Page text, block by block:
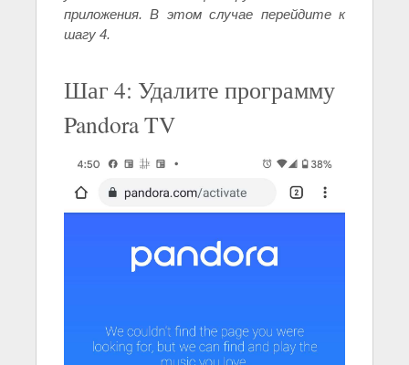
приложения. В этом случае перейдите к
шагу 4.
Шаг 4: Удалите программу
Pandora TV